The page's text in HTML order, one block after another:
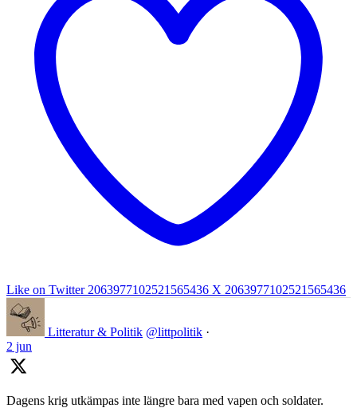
Like on Twitter 2063977102521565436 X 2063977102521565436
Litteratur & Politik @littpolitik ·
2 jun
Dagens krig utkämpas inte längre bara med vapen och soldater.